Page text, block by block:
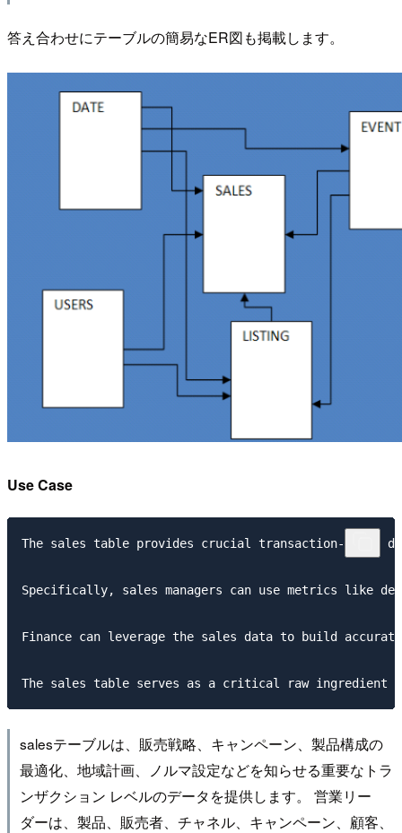
答え合わせにテーブルの簡易なER図も掲載します。
Use Case
The sales table provides crucial transaction-level
Specifically, sales managers can use metrics like
Finance can leverage the sales data to build
salesテーブルは、販売戦略、キャンペーン、製品構成の
最適化、地域計画、ノルマ設定などを知らせる重要なトラ
ンザクション レベルのデータを提供します。 営業リー
ダーは、製品、販売者、チャネル、キャンペーン、顧客、